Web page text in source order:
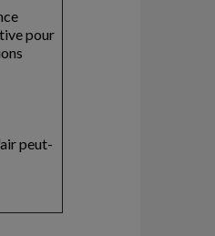
pour
peut-